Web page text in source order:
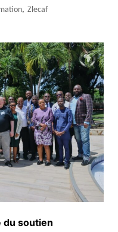
, Zlecaf
du soutien